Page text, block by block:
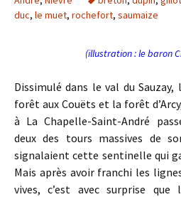
duc, le muet, rochefort, saumaize
(illustration : le baron
Dissimulé dans le val du
forêt aux Couëts et la forêt
à La Chapelle-Saint-André
deux des tours massives de
signalaient cette sentinelle qui
Mais après avoir franchi les
vives, c’est avec surprise que